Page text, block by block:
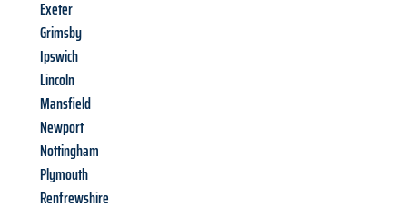
Exeter
Grimsby
Ipswich
Lincoln
Mansfield
Newport
Nottingham
Plymouth
Renfrewshire